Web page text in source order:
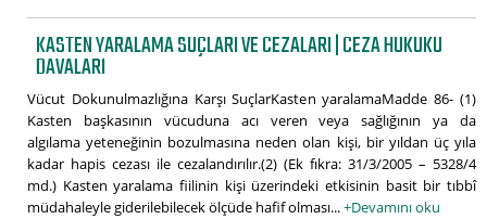
KASTEN YARALAMA SUÇLARI VE CEZALARI | CEZA HUKUKU
DAVALARI
Vücut Dokunulmazlığına Karşı SuçlarKasten yaralamaMadde 86- (1)
Kasten başkasının vücuduna acı veren veya sağlığının ya da
algılama yeteneğinin bozulmasına neden olan kişi, bir yıldan üç yıla
kadar hapis cezası ile cezalandırılır.(2) (Ek fıkra: 31/3/2005 – 5328/4
md.) Kasten yaralama fiilinin kişi üzerindeki etkisinin basit bir tıbbî
müdahaleyle giderilebilecek ölçüde hafif olması...+Devamını oku